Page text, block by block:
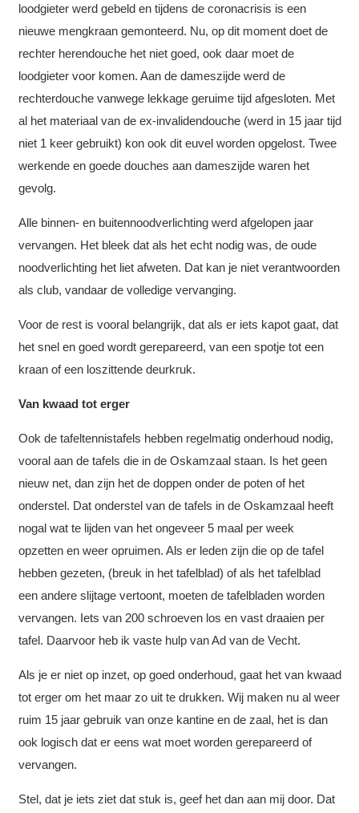
loodgieter werd gebeld en tijdens de coronacrisis is een
nieuwe mengkraan gemonteerd. Nu, op dit moment doet de
rechter herendouche het niet goed, ook daar moet de
loodgieter voor komen. Aan de dameszijde werd de
rechterdouche vanwege lekkage geruime tijd afgesloten. Met
al het materiaal van de ex-invalidendouche (werd in 15 jaar tijd
niet 1 keer gebruikt) kon ook dit euvel worden opgelost. Twee
werkende en goede douches aan dameszijde waren het
gevolg.
Alle binnen- en buitennoodverlichting werd afgelopen jaar
vervangen. Het bleek dat als het echt nodig was, de oude
noodverlichting het liet afweten. Dat kan je niet verantwoorden
als club, vandaar de volledige vervanging.
Voor de rest is vooral belangrijk, dat als er iets kapot gaat, dat
het snel en goed wordt gerepareerd, van een spotje tot een
kraan of een loszittende deurkruk.
Van kwaad tot erger
Ook de tafeltennistafels hebben regelmatig onderhoud nodig,
vooral aan de tafels die in de Oskamzaal staan. Is het geen
nieuw net, dan zijn het de doppen onder de poten of het
onderstel. Dat onderstel van de tafels in de Oskamzaal heeft
nogal wat te lijden van het ongeveer 5 maal per week
opzetten en weer opruimen. Als er leden zijn die op de tafel
hebben gezeten, (breuk in het tafelblad) of als het tafelblad
een andere slijtage vertoont, moeten de tafelbladen worden
vervangen. Iets van 200 schroeven los en vast draaien per
tafel. Daarvoor heb ik vaste hulp van Ad van de Vecht.
Als je er niet op inzet, op goed onderhoud, gaat het van kwaad
tot erger om het maar zo uit te drukken. Wij maken nu al weer
ruim 15 jaar gebruik van onze kantine en de zaal, het is dan
ook logisch dat er eens wat moet worden gerepareerd of
vervangen.
Stel, dat je iets ziet dat stuk is, geef het dan aan mij door. Dat